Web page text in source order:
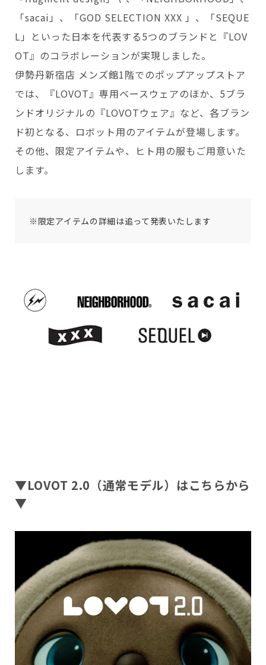
「sacai」、「GOD SELECTION XXX 」、「SEQUE
L」といった日本を代表する5つのブランドと『LOV
OT』のコラボレーションが実現しました。
伊勢丹新宿店 メンズ館1階でのポップアップストア
では、『LOVOT』専用ベースウェアのほか、5ブラ
ンドオリジナルの『LOVOTウェア』など、各ブラン
ド初となる、ロボット用のアイテムが登場します。
その他、限定アイテムや、ヒト用の服もご用意いた
します。
※限定アイテムの詳細は追って発表いたします
▼LOVOT 2.0（通常モデル）はこちらから
▼